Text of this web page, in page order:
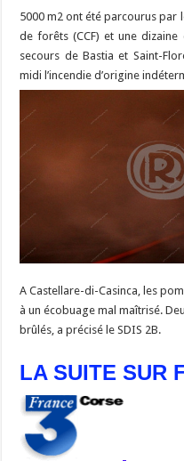
5000 m2 ont été parcourus par
de forêts (CCF) et une
secours de Bastia et Saint-
midi l’incendie d’origine
A Castellare-di-Casinca, les
à un écobuage mal maîtrisé.
brûlés, a précisé le SDIS 2B.
LA SUITE SUR